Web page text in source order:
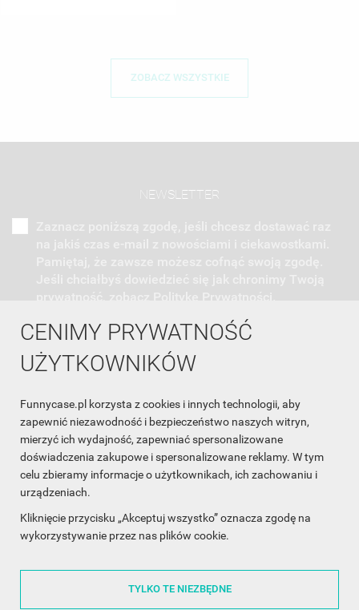
CENIMY PRYWATNOŚĆ
UŻYTKOWNIKÓW
Funnycase.pl korzysta z cookies i innych technologii, aby
zapewnić niezawodność i bezpieczeństwo naszych witryn,
mierzyć ich wydajność, zapewniać spersonalizowane
doświadczenia zakupowe i spersonalizowane reklamy. W tym
celu zbieramy informacje o użytkownikach, ich zachowaniu i
urządzeniach.
Kliknięcie przycisku „Akceptuj wszystko” oznacza zgodę na
wykorzystywanie przez nas plików cookie.
TYLKO TE NIEZBĘDNE
ZOBACZ WSZYSTKIE
NEWSLETTER
INFORMACJA O SKLEPIE
INFORMACJE
OBSŁUGA KLIENTA
WSPÓŁPRACA
ŚLEDŹ NAS NA FACEBOOKU